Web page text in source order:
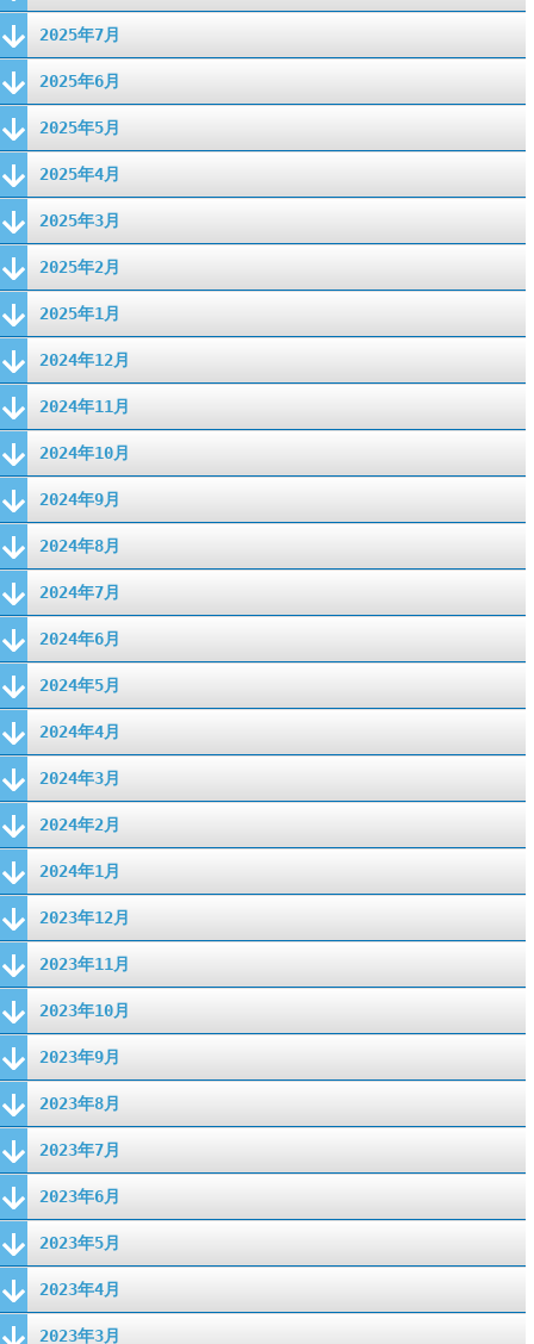
2025年7月
2025年6月
2025年5月
2025年4月
2025年3月
2025年2月
2025年1月
2024年12月
2024年11月
2024年10月
2024年9月
2024年8月
2024年7月
2024年6月
2024年5月
2024年4月
2024年3月
2024年2月
2024年1月
2023年12月
2023年11月
2023年10月
2023年9月
2023年8月
2023年7月
2023年6月
2023年5月
2023年4月
2023年3月